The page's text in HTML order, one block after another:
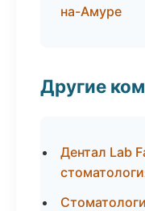
на-Амуре
Другие
Дентал Lab